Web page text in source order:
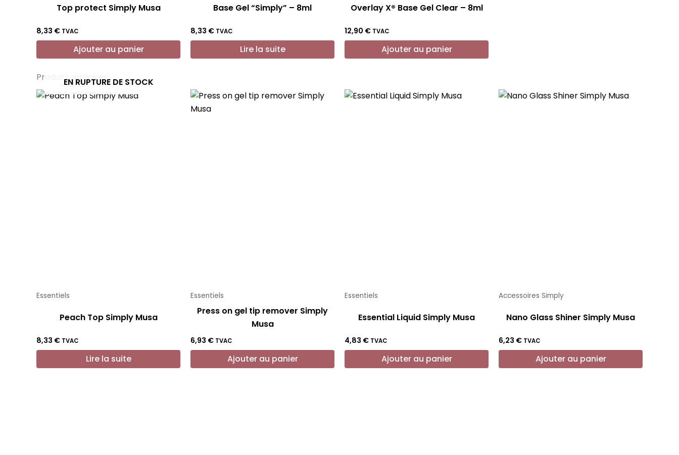
Top protect Simply Musa
8,33 € TVAC
Ajouter au panier
Base Gel “Simply” – 8ml
8,33 € TVAC
Lire la suite
Overlay X® Base Gel Clear – 8ml
12,90 € TVAC
Ajouter au panier
Produits similaires
EN RUPTURE DE STOCK
Essentiels
Peach Top Simply Musa
8,33 € TVAC
Lire la suite
Essentiels
Press on gel tip remover Simply
Musa
6,93 € TVAC
Ajouter au panier
Essentiels
Essential Liquid Simply Musa
4,83 € TVAC
Ajouter au panier
Accessoires Simply
Nano Glass Shiner Simply Musa
6,23 € TVAC
Ajouter au panier